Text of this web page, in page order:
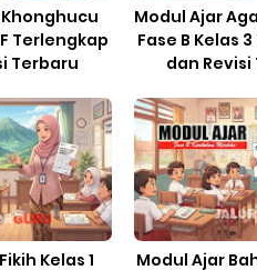
Khonghucu
F Terlengkap
Terbaru
Modul Ajar
Fase B Kelas
dan
Kelas 1 Modul Ajar